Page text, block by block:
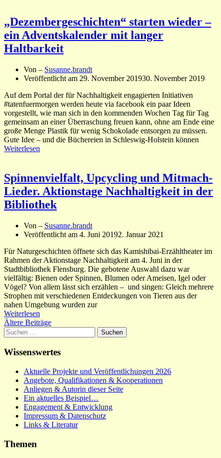
„Dezembergeschichten“ starten wieder –
ein Adventskalender mit langer
Haltbarkeit
Von – Susanne.brandt
Veröffentlicht am 29. November 201930. November 2019
Auf dem Portal der für Nachhaltigkeit engagierten Initiativen
#tatenfuermorgen werden heute via facebook ein paar Ideen
vorgestellt, wie man sich in den kommenden Wochen Tag für Tag
gemeinsam an einer Überraschung freuen kann, ohne am Ende eine
große Menge Plastik für wenig Schokolade entsorgen zu müssen.
Gute Idee – und die Büchereien in Schleswig-Holstein können
Weiterlesen
Spinnenvielfalt, Upcycling und Mitmach-
Lieder. Aktionstage Nachhaltigkeit in der
Bibliothek
Von – Susanne.brandt
Veröffentlicht am 4. Juni 20192. Januar 2021
Für Naturgeschichten öffnete sich das Kamishibai-Erzähltheater im
Rahmen der Aktionstage Nachhaltigkeit am 4. Juni in der
Stadtbibliothek Flensburg. Die gebotene Auswahl dazu war
vielfältig: Bienen oder Spinnen, Blumen oder Ameisen, Igel oder
Vögel? Von allem lässt sich erzählen – und singen: Gleich mehrere
Strophen mit verschiedenen Entdeckungen von Tieren aus der
nahen Umgebung wurden zur
Weiterlesen
Beitragsnavigation
Ältere Beiträge
Suchen
nach:
Wissenswertes
Aktuelle Projekte und Veröffentlichungen 2026
Angebote, Qualifikationen & Kooperationen
Anliegen & Autorin dieser Seite
Ein aktuelles Beispiel…
Engagement & Entwicklung
Impressum & Datenschutz
Links & Literatur
Themen